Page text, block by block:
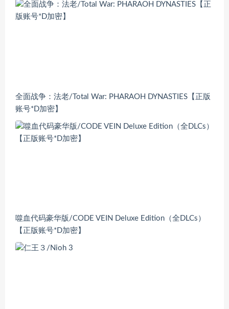
全面战争：法老/Total War: PHARAOH DYNASTIES【正版
账号*D加密】
噬血代码豪华版/CODE VEIN Deluxe Edition（全DLCs）
【正版账号*D加密】